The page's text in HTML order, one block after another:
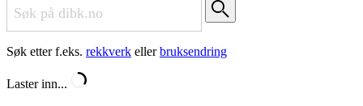
Søk etter f.eks. rekkverk ellerbruksendring
Laster inn...